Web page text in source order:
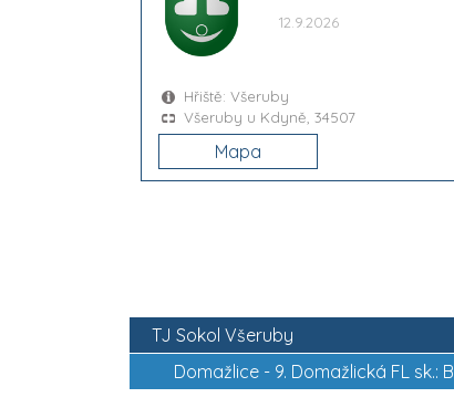
12.9.2026
Hřiště: Všeruby
Všeruby u Kdyně, 34507
Mapa
TJ Sokol Všeruby
Domažlice - 9. Domažlická FL sk.: B